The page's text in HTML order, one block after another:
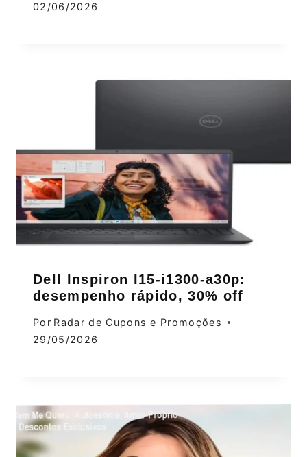
02/06/2026
Dell Inspiron I15-i1300-a30p:
desempenho rápido, 30% off
Por Radar de Cupons e Promoções
29/05/2026